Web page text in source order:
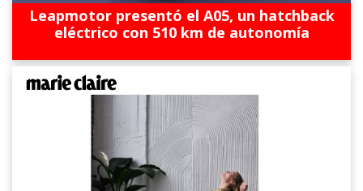
Leapmotor presentó el A05, un hatchback
eléctrico con 510 km de autonomía